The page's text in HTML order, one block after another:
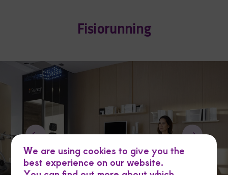
Fisiorunning
We are using cookies to give you the
best experience on our website.